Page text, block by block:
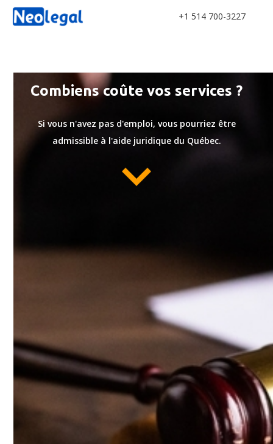
+1 514 700-3227
Combiens coûte vos services ?
Si vous n'avez pas d'emploi, vous pourriez être
admissible à l'aide juridique du Québec.